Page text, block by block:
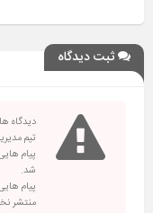
ثبت دیدگاه
دیدگاه
تیم
پیام
شد.
پیام
منتشر